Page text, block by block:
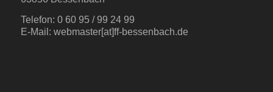
Telefon: 0 60 95 / 99 24 99
E-Mail: webmaster[at]ff-bessenbach.de